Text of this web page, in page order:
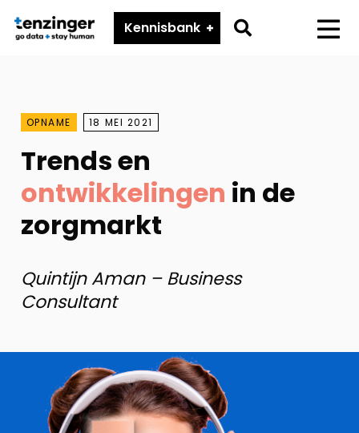
Tenzinger
Kennisbank
Go
OPNAME 18 MEI 2021
Trends en
ontwikkelingen in de
zorgmarkt
Quintijn Aman – Business
Consultant